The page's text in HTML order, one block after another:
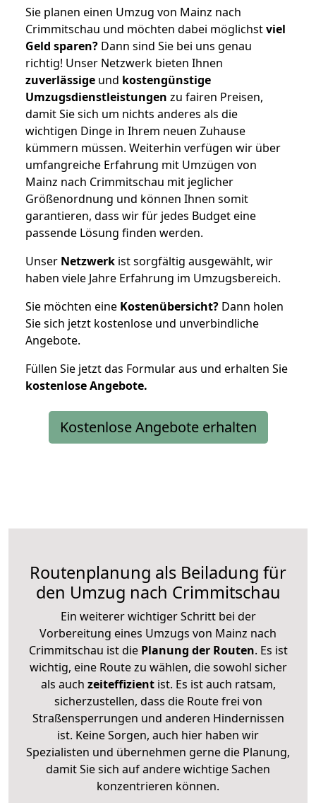
Sie planen einen Umzug von Mainz nach
Crimmitschau und möchten dabei möglichstviel
Geld sparen? Dann sind Sie bei uns genau
richtig! Unser Netzwerk bieten Ihnen
zuverlässige und kostengünstige
Umzugsdienstleistungen zu fairen Preisen,
damit Sie sich um nichts anderes als die
wichtigen Dinge in Ihrem neuen Zuhause
kümmern müssen. Weiterhin verfügen wir über
umfangreiche Erfahrung mit Umzügen von
Mainz nach Crimmitschau mit jeglicher
Größenordnung und können Ihnen somit
garantieren, dass wir für jedes Budget eine
passende Lösung finden werden.
Unser Netzwerk ist sorgfältig ausgewählt, wir
haben viele Jahre Erfahrung im Umzugsbereich.
Sie möchten eine Kostenübersicht? Dann holen
Sie sich jetzt kostenlose und unverbindliche
Angebote.
Füllen Sie jetzt das Formular aus und erhalten Sie
kostenloseAngebote.
Kostenlose Angebote erhalten
Routenplanung als Beiladung für
den Umzug nach Crimmitschau
Ein weiterer wichtiger Schritt bei der
Vorbereitung eines Umzugs von Mainz nach
Crimmitschau ist diePlanung der Routen. Es ist
wichtig, eine Route zu wählen, die sowohl sicher
als auch zeiteffizientist. Es ist auch ratsam,
sicherzustellen, dass die Route frei von
Straßensperrungen und anderen Hindernissen
ist. Keine Sorgen, auch hier haben wir
Spezialisten und übernehmen gerne die Planung,
damit Sie sich auf andere wichtige Sachen
konzentrieren können.